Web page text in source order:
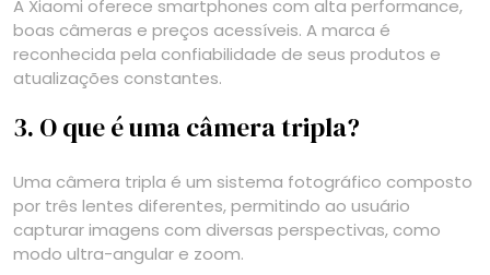
A Xiaomi oferece smartphones com alta performance,
boas câmeras e preços acessíveis. A marca é
reconhecida pela confiabilidade de seus produtos e
atualizações constantes.
3. O que é uma câmera tripla?
Uma câmera tripla é um sistema fotográfico composto
por três lentes diferentes, permitindo ao usuário
capturar imagens com diversas perspectivas, como
modo ultra-angular e zoom.